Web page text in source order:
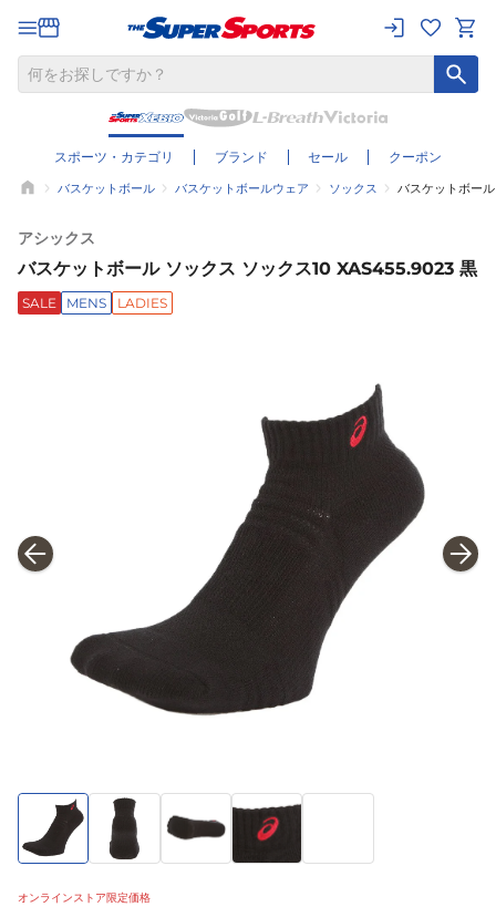
スポーツ・カテゴリ ブランド セール クーポン
バスケットボール バスケットボールウェア ソックス バスケットボー
アシックス
バスケットボール ソックス ソックス10 XAS455.9023 黒
SALE MENS LADIES
オンラインストア限定価格